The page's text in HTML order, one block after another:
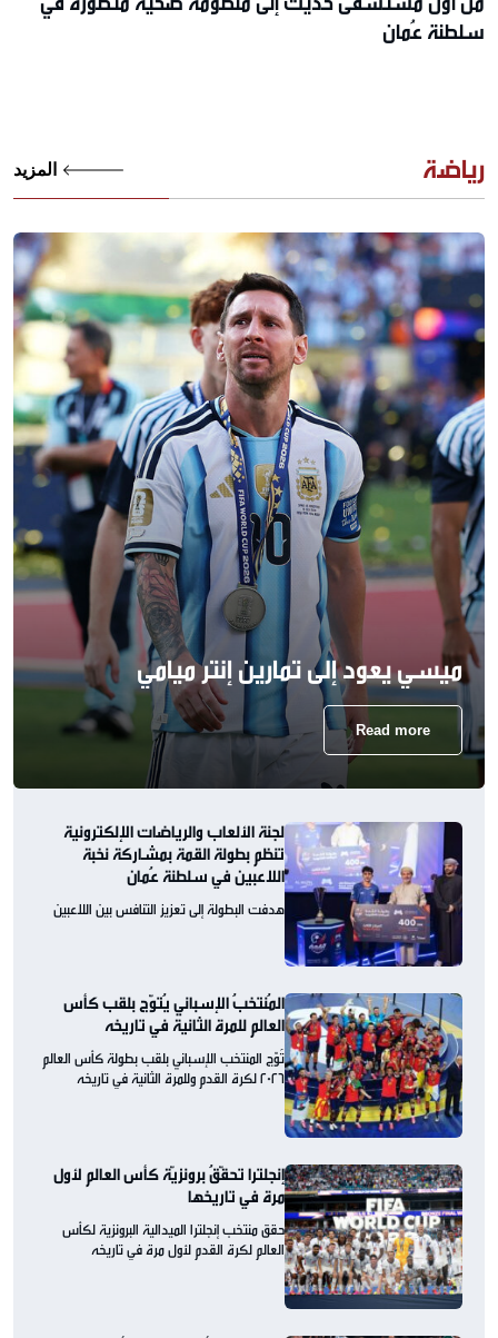
سلطنة عُمان
رياضة المزيد
ميسي يعود إلى تمارين إنتر ميامي
Read more
لجنة الألعاب والرياضات الإلكترونية
تنظم بطولة القمة بمشاركة نخبة
اللاعبين في سلطنة عُمان
هدفت البطولة إلى تعزيز التنافس بين اللاعبين
المُنتخبُ الإسباني يُتوّج بلقب كأس
العالم للمرة الثانية في تاريخه
تُوّج المنتخب الإسباني بلقب بطولة كأس العالم
2026 لكرة القدم وللمرة الثانية في تاريخه
إنجلترا تحقّقُ برونزيّة كأس العالم لأول
مرة في تاريخها
حقق منتخب إنجلترا الميدالية البرونزية لكأس
العالم لكرة القدم لأول مرة في تاريخه